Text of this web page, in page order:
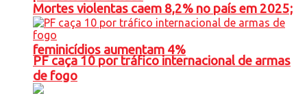
Mortes violentas caem 8,2% no país em 2025;
feminicídios aumentam 4%
PF caça 10 por tráfico internacional de armas
de fogo